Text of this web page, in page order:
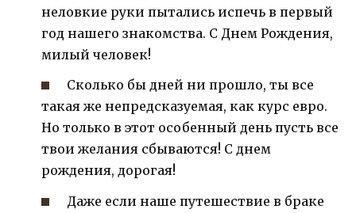
неловкие руки пытались испечь в первый
год нашего знакомства. С Днем Рождения,
милый человек!
Сколько бы дней ни прошло, ты все
такая же непредсказуемая, как курс евро.
Но только в этот особенный день пусть все
твои желания сбываются! С днем
рождения, дорогая!
Даже если наше путешествие в браке